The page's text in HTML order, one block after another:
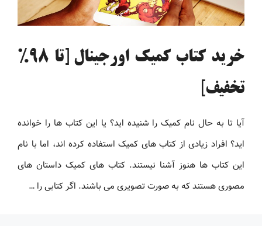
خرید کتاب کمیک اورجینال [تا 98%
تخفیف]
آیا تا به حال نام کمیک را شنیده اید؟ یا این کتاب ها را خوانده
اید؟ افراد زیادی از کتاب های کمیک استفاده کرده اند، اما با نام
این کتاب ها هنوز آشنا نیستند. کتاب های کمیک داستان های
مصوری هستند که به صورت تصویری می باشند. اگر کتابی را …